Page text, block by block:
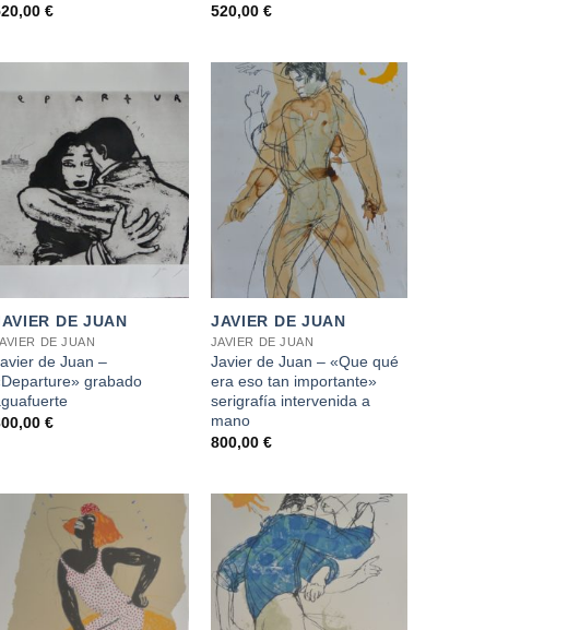
€
520,00 €
DE JUAN
DE JUAN
de Juan –
grabado
€
JAVIER DE JUAN
JAVIER DE JUAN
Javier de Juan – «Que qué
era eso tan importante»
serigrafía intervenida a
mano
800,00 €